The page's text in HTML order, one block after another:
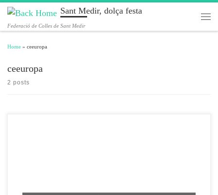
Skip to content Sant Medir, dolça festa
Federació de Colles de Sant Medir
Home » ceeuropa
ceeuropa
2 posts